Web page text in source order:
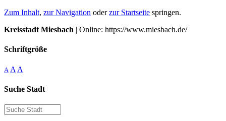
Zum Inhalt, zur Navigation oderzur Startseite springen.
Kreisstadt Miesbach | Online: https://www.miesbach.de/
Schriftgröße
A A A
Suche Stadt